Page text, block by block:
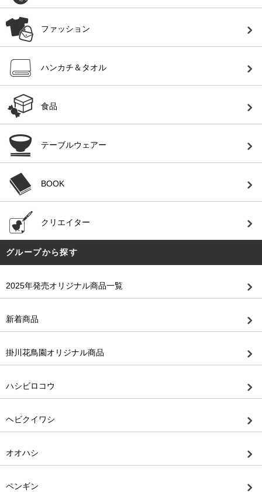
ファッション
ハンカチ＆タオル
食品
テーブルウェアー
BOOK
クリエイター
グループから探す
2025年発売オリジナル商品一覧
新着商品
掛川花鳥園オリジナル商品
ハシビロコウ
ヘビクイワシ
オオハシ
ペンギン